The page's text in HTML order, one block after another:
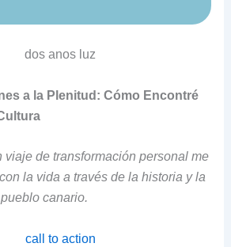
a la Plenitud: Cómo Encontré
viaje de transformación personal me
la vida a través de la historia y la
canario.